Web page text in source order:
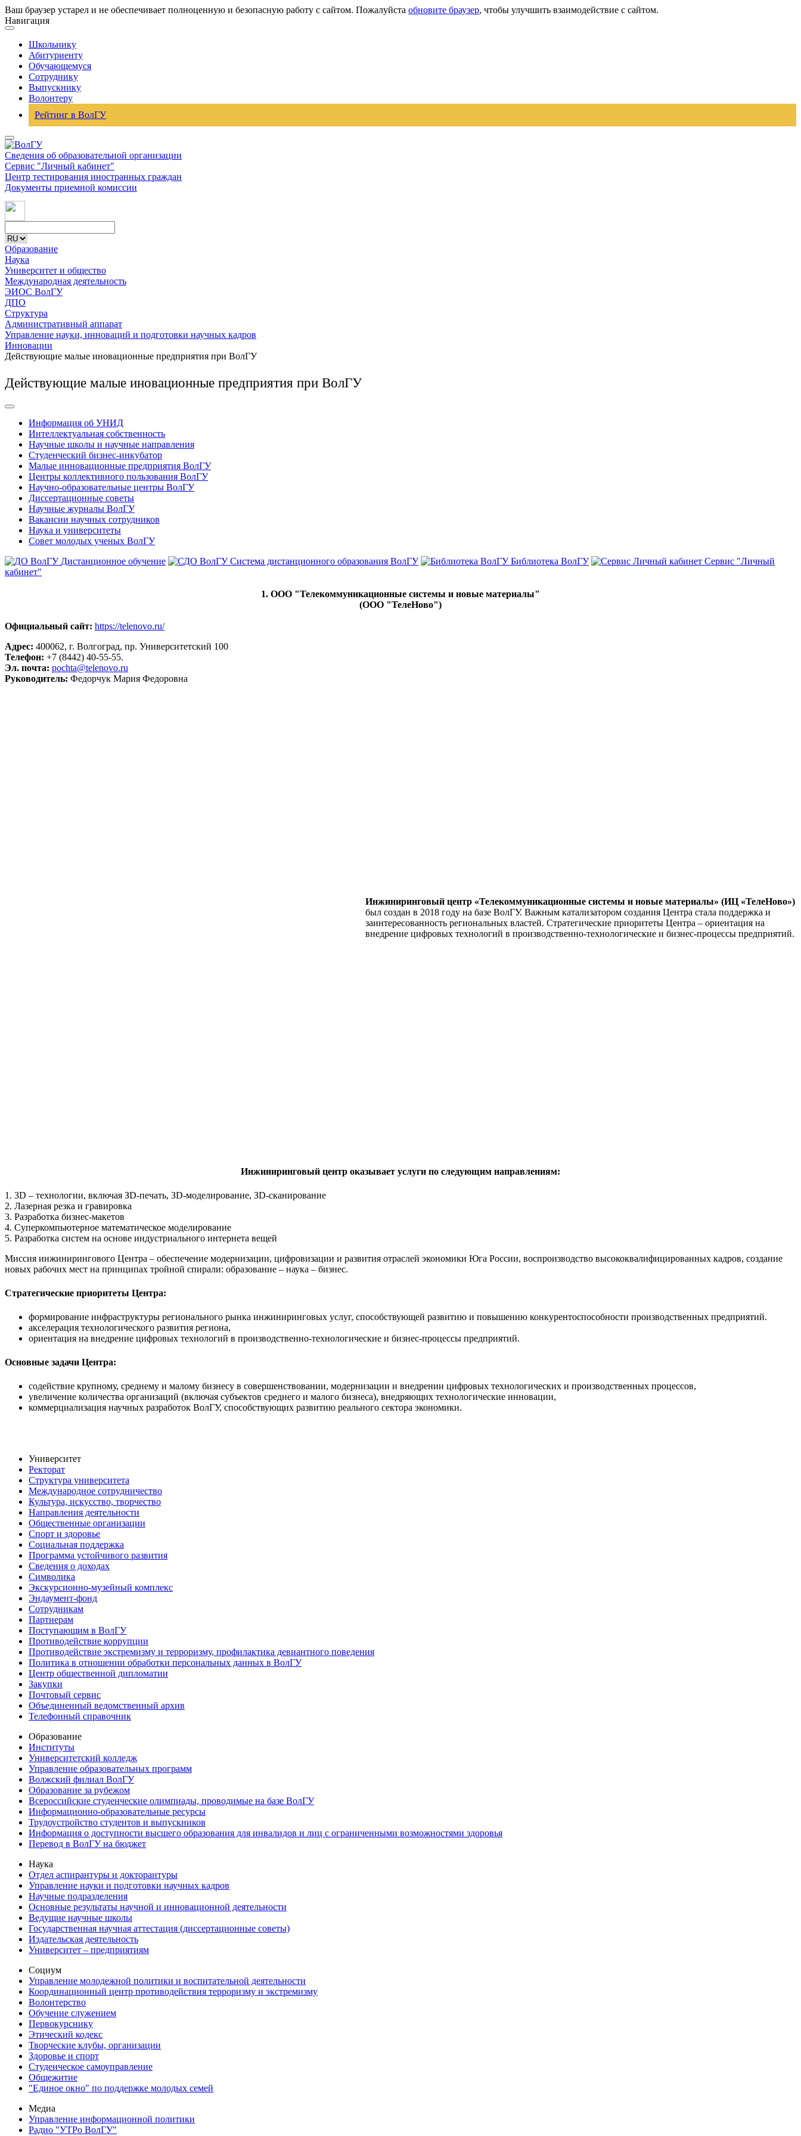
Ваш браузер устарел и не обеспечивает полноценную и безопасную работу с сайтом. Пожалуйста обновите браузер, чтобы улучшить взаимодействие с сайтом.
Навигация
Школьнику
Абитуриенту
Обучающемуся
Сотруднику
Выпускнику
Волонтеру
Рейтинг в ВолГУ
Сведения об образовательной организации
Сервис "Личный кабинет"
Центр тестирования иностранных граждан
Документы приемной комиссии
Образование
Наука
Университет и общество
Международная деятельность
ЭИОС ВолГУ
ДПО
Структура
Административный аппарат
Управление науки, инноваций и подготовки научных кадров
Инновации
Действующие малые иновационные предприятия при ВолГУ
Действующие малые иновационные предприятия при ВолГУ
Информация об УНИД
Интеллектуальная собственность
Научные школы и научные направления
Студенческий бизнес-инкубатор
Малые инновационные предприятия ВолГУ
Центры коллективного пользования ВолГУ
Научно-образовательные центры ВолГУ
Диссертационные советы
Научные журналы ВолГУ
Вакансии научных сотрудников
Наука и университеты
Совет молодых ученых ВолГУ
Дистанционное обучение
Система дистанционного образования ВолГУ Библиотека ВолГУ
Сервис "Личный
кабинет"
1. ООО "Телекоммуникационные системы и новые материалы"
(ООО "ТелеНово")
Официальный сайт: https://telenovo.ru/
Адрес: 400062, г. Волгоград, пр. Университетский 100
Телефон: +7 (8442) 40-55-55.
Эл. почта: pochta@telenovo.ru
Руководитель: Федорчук Мария Федоровна
Инжиниринговый центр «Телекоммуникационные системы и новые материалы» (ИЦ «ТелеНово»)
был создан в 2018 году на базе ВолГУ. Важным катализатором создания Центра стала поддержка и
заинтересованность региональных властей. Стратегические приоритеты Центра – ориентация на
внедрение цифровых технологий в производственно-технологические и бизнес-процессы предприятий.
Инжиниринговый центр оказывает услуги по следующим направлениям:
1. 3D – технологии, включая ЗD-печать, ЗD-моделирование, ЗD-сканирование
2. Лазерная резка и гравировка
3. Разработка бизнес-макетов
4. Cуперкомпьютерное математическое моделирование
5. Разработка систем на основе индустриального интернета вещей
Миссия инжинирингового Центра – обеспечение модернизации, цифровизации и развития отраслей экономики Юга России, воспроизводство высококвалифицированных кадров, создание
новых рабочих мест на принципах тройной спирали: образование – наука – бизнес.
Стратегические приоритеты Центра:
формирование инфраструктуры регионального рынка инжиниринговых услуг, способствующей развитию и повышению конкурентоспособности производственных предприятий.
акселерация технологического развития региона,
ориентация на внедрение цифровых технологий в производственно-технологические и бизнес-процессы предприятий.
Основные задачи Центра:
содействие крупному, среднему и малому бизнесу в совершенствовании, модернизации и внедрении цифровых технологических и производственных процессов,
увеличение количества организаций (включая субъектов среднего и малого бизнеса), внедряющих технологические инновации,
коммерциализация научных разработок ВолГУ, способствующих развитию реального сектора экономики.
Университет
Ректорат
Структура университета
Международное сотрудничество
Культура, искусство, творчество
Направления деятельности
Общественные организации
Спорт и здоровье
Социальная поддержка
Программа устойчивого развития
Сведения о доходах
Символика
Экскурсионно-музейный комплекс
Эндаумент-фонд
Сотрудникам
Партнерам
Поступающим в ВолГУ
Противодействие коррупции
Противодействие экстремизму и терроризму, профилактика девиантного поведения
Политика в отношении обработки персональных данных в ВолГУ
Центр общественной дипломатии
Закупки
Почтовый сервис
Объединенный ведомственный архив
Телефонный справочник
Образование
Институты
Университетский колледж
Управление образовательных программ
Волжский филиал ВолГУ
Образование за рубежом
Всероссийские студенческие олимпиады, проводимые на базе ВолГУ
Информационно-образовательные ресурсы
Трудоустройство студентов и выпускников
Информация о доступности высшего образования для инвалидов и лиц с ограниченными возможностями здоровья
Перевод в ВолГУ на бюджет
Наука
Отдел аспирантуры и докторантуры
Управление науки и подготовки научных кадров
Научные подразделения
Основные результаты научной и инновационной деятельности
Ведущие научные школы
Государственная научная аттестация (диссертационные советы)
Издательская деятельность
Университет – предприятиям
Социум
Управление молодежной политики и воспитательной деятельности
Координационный центр противодействия терроризму и экстремизму
Волонтерство
Обучение служением
Первокурснику
Этический кодекс
Творческие клубы, организации
Здоровье и спорт
Студенческое самоуправление
Общежитие
"Единое окно" по поддержке молодых семей
Медиа
Управление информационной политики
Радио "УТРо ВолГУ"